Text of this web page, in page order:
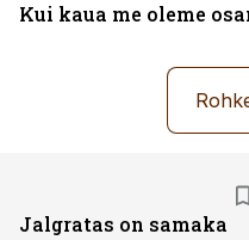
Kui kaua me oleme
Jalgratas on samaka